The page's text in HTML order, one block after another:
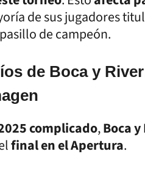
de sus jugadores
de campeón.
de Boca y
complicado,Boca
final en el Apertura.